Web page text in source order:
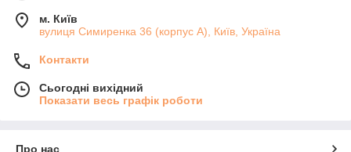
м. Київ
вулиця Симиренка 36 (корпус А), Київ, Україна
Контакти
Сьогодні вихідний
Показати весь графік роботи
Про нас